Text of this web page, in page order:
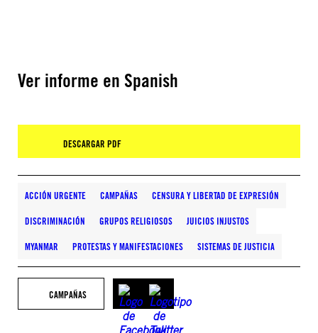
Ver informe en Spanish
DESCARGAR PDF
ACCIÓN URGENTE CAMPAÑAS CENSURA Y LIBERTAD DE EXPRESIÓN
DISCRIMINACIÓN GRUPOS RELIGIOSOS JUICIOS INJUSTOS
MYANMAR PROTESTAS Y MANIFESTACIONES SISTEMAS DE JUSTICIA
CAMPAÑAS